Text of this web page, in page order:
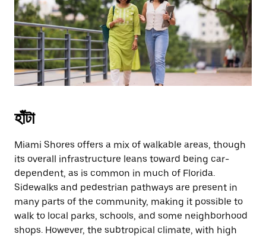
escape
button
to
close
the
calendar.
হাঁটা
Miami Shores offers a mix of walkable areas, though
its overall infrastructure leans toward being car-
dependent, as is common in much of Florida.
Sidewalks and pedestrian pathways are present in
many parts of the community, making it possible to
walk to local parks, schools, and some neighborhood
shops. However, the subtropical climate, with high